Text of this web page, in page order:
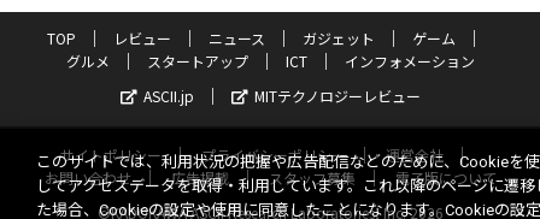
TOP レビュー ニュース ガジェット
ゲーム
グルメ
スタートアップ ICT
インフォメーション
ASCII.jp
MITテクノロジーレビュー
サイトポリシー プライバシーポリシー
運営会社
お問い合わせ
広告掲載 スタッフ募集
電子版について
©KADOKAWA ASCII Research Laboratories, Inc. 2026
このサイトでは、利用状況の把握や広告配信などのために、Cookieを
してアクセスデータを取得・利用しています。これ以降のページに遷移
た場合、Cookieの設定や使用に同意したことになります。Cookieの設